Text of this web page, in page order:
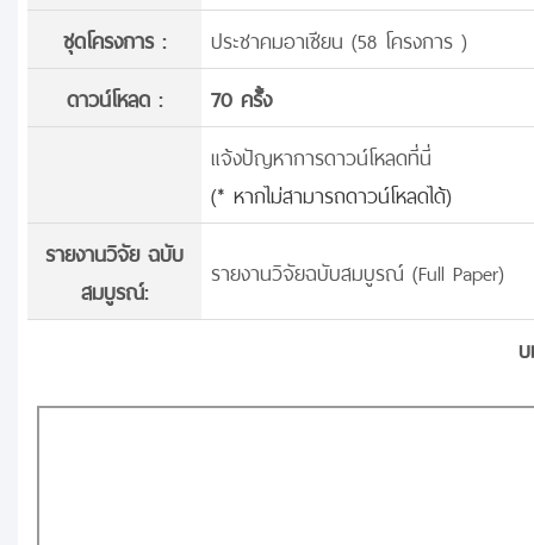
ชุดโครงการ :
ประชาคมอาเซียน (58 โครงการ )
ดาวน์โหลด :
70 ครั้้ง
แจ้งปัญหาการดาวน์โหลดที่นี่
(* หากไม่สามารถดาวน์โหลดได้)
รายงานวิจัย ฉบับ
สมบูรณ์:
รายงานวิจัยฉบับสมบูรณ์ (Full Paper)